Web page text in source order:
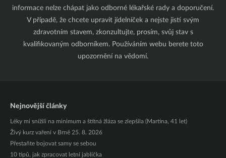
informace nelze chápat jako odborné lékařské rady a doporučení.
V případě, že chcete upravit jídelníček a nejste jistí svým
zdravotním stavem, zkonzultujte, prosím, svůj stav s
kvalifikovaným odborníkem. Používáním webu berete toto
upozornění na vědomí.
Nejnovější články
Léky mi snížili na minimum a štítná žláza se zlepšila (Martina, 41 let)
Živý kurz vaření v Brně 25. 8. 2026
Přestaňte bojovat samy se sebou
10 tipů, jak zpracovat letní jablíčka